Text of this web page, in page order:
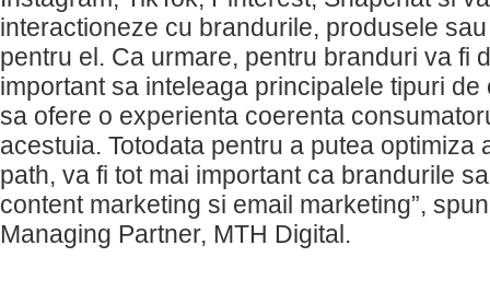
interactioneze cu brandurile, produsele
pentru el. Ca urmare, pentru branduri va fi
important sa inteleaga principalele tipuri
sa ofere o experienta coerenta
acestuia. Totodata pentru a putea optimiza
path, va fi tot mai important ca brandurile
content marketing si email marketing”,
Managing Partner, MTH Digital.